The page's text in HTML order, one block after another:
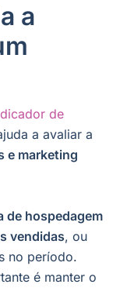
a
de
a avaliar a
e marketing
de hospedagem
vendidas, ou
no período.
é manter o